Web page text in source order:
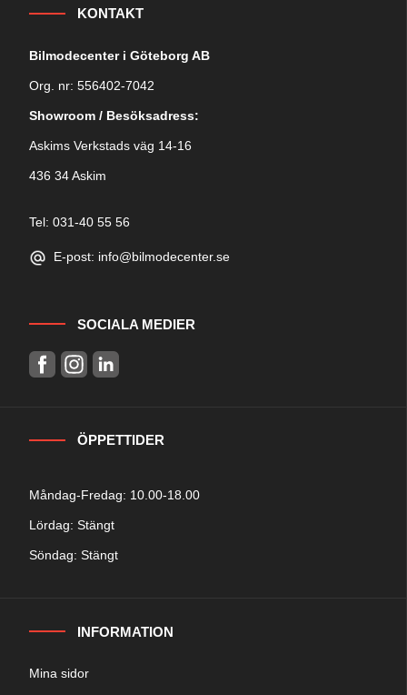
KONTAKT
Bilmodecenter i Göteborg AB
Org. nr: 556402-7042
Showroom / Besöksadress:
Askims Verkstads väg 14-16
436 34 Askim
Tel: 031-40 55 56
E-post: info@bilmodecenter.se
SOCIALA MEDIER
ÖPPETTIDER
Måndag-Fredag: 10.00-18.00
Lördag: Stängt
Söndag: Stängt
INFORMATION
Mina sidor